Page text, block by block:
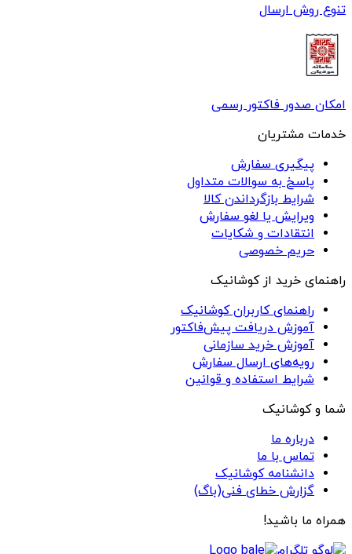
تنوع روش ارسال
امکان صدور فاکتور رسمی
خدمات مشتریان
پیگیری سفارش
پاسخ به سوالات متداول
شرایط بازگرداندن کالا
ویرایش یا لغو سفارش
انتقادات و شکایات
حریم خصوصی
راهنمای خرید از کوشانیک
راهنمای کاربران کوشانیک
آموزش دریافت پیش‌فاکتور
آموزش خرید سازمانی
رویه‌های ارسال سفارش
شرایط استفاده و قوانین
شما و کوشانیک
درباره ما
تماس با ما
دانشنامه کوشانیک
گزارش خطای فنی(باگ)
همراه ما باشید!